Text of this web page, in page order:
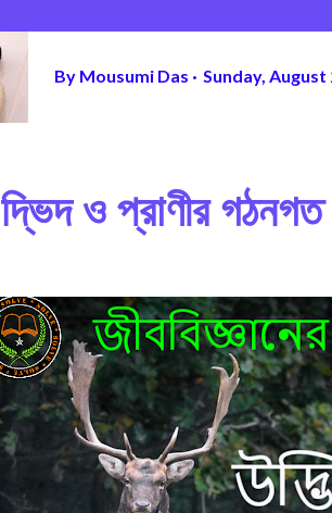
By Mousumi Das Sunday, August
দ্ভিদ ও প্রাণীর